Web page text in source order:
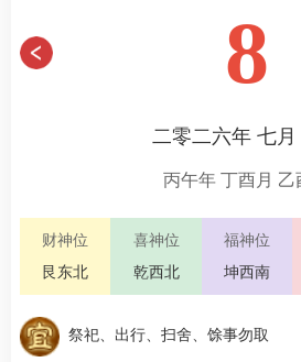
8
二零二六年 七
丙午年 丁酉月 乙
财神位
艮东北
喜神位
乾西北
福神位
坤西南
祭祀、出行、扫舍、馀事勿取